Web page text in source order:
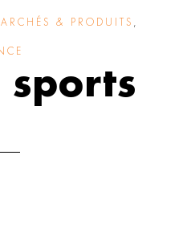
& PRODUITS
sports